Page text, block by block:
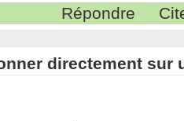
Répondre
directement sur